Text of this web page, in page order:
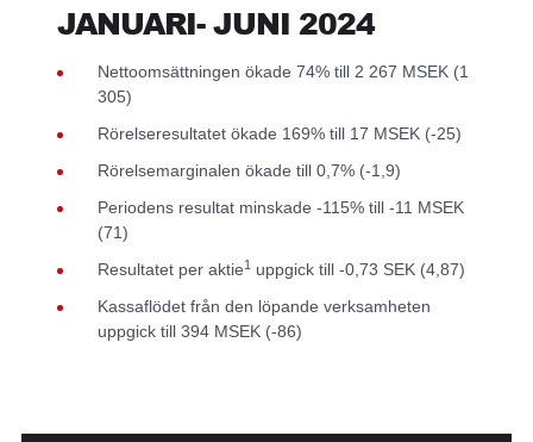
JANUARI- JUNI 2024
Nettoomsättningen ökade 74% till 2 267 MSEK (1
305)
Rörelseresultatet ökade 169% till 17 MSEK (-25)
Rörelsemarginalen ökade till 0,7% (-1,9)
Periodens resultat minskade -115% till -11 MSEK
(71)
Resultatet per aktie1 uppgick till -0,73 SEK (4,87)
Kassaflödet från den löpande verksamheten
uppgick till 394 MSEK (-86)